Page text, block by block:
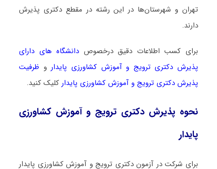
تهران و شهرستان‌ها در این رشته در مقطع دکتری پذیرش
دارند.
برای کسب اطلاعات دقیق درخصوص دانشگاه های دارای
پذیرش دکتری ﺗﺮوﻳﺞ و آﻣﻮزش ﻛﺸﺎورزی ﭘﺎﻳﺪار و ظرفیت
پذیرش دکتری ﺗﺮوﻳﺞ و آﻣﻮزش ﻛﺸﺎورزی ﭘﺎﻳﺪار کلیک کنید.
نحوه پذیرش دکتری ﺗﺮوﻳﺞ و آﻣﻮزش ﻛﺸﺎورزی
ﭘﺎﻳﺪار
برای شرکت در آزمون دکتری ﺗﺮوﻳﺞ و آﻣﻮزش ﻛﺸﺎورزی ﭘﺎﻳﺪار